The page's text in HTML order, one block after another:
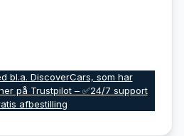
bl.a. DiscoverCars, som har
på Trustpilot – ✅24/7 support
afbestilling